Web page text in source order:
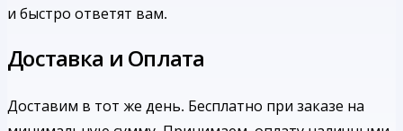
и быстро ответят вам.
Доставка и Оплата
Доставим в тот же день. Бесплатно при заказе на